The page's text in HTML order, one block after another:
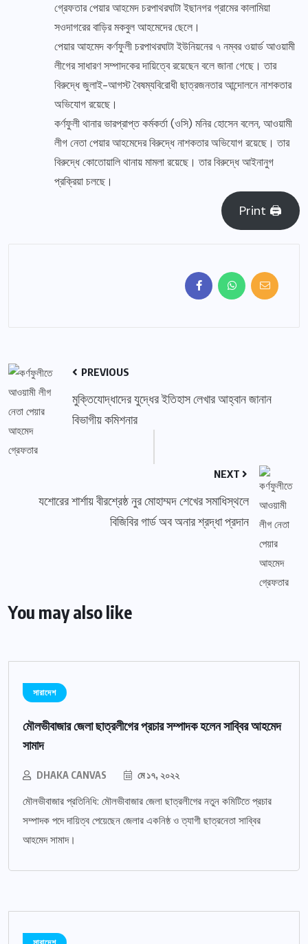
গ্রেফতার পেয়ার আহমেদ চরপাথরঘাটা ইছানগর গ্রামের কালামিয়া
সওদাগরের বাড়ির মকবুল আহমেদের ছেলে।
পেয়ার আহমেদ কর্ণফুলী চরপাথরঘাটা ইউনিয়নের ৭ নম্বর ওয়ার্ড আওয়ামী
লীগের সাধারণ সম্পাদকের দায়িত্বে রয়েছেন বলে জানা গেছে। তার
বিরুদ্ধে জুলাই-আগস্ট বৈষম্যবিরোধী ছাত্রজনতার আন্দোলনে নাশকতার
অভিযোগ রয়েছে।
কর্ণফুলী থানার ভারপ্রাপ্ত কর্মকর্তা (ওসি) মনির হোসেন বলেন, আওয়ামী
লীগ নেতা পেয়ার আহমেদের বিরুদ্ধে নাশকতার অভিযোগ রয়েছে। তার
বিরুদ্ধে কোতোয়ালি থানায় মামলা রয়েছে। তার বিরুদ্ধে আইনানুগ
প্রক্রিয়া চলছে।
Print 🖨
PREVIOUS
মুক্তিযোদ্ধাদের যুদ্ধের ইতিহাস লেখার আহ্বান জানান
বিভাগীয় কমিশনার
NEXT
যশোরের শার্শায় বীরশ্রেষ্ঠ নুর মোহাম্মদ শেখের সমাধিস্থলে
বিজিবির গার্ড অব অনার শ্রদ্ধা প্রদান
You may also like
সারাদেশ
মৌলভীবাজার জেলা ছাত্রলীগের প্রচার সম্পাদক হলেন সাব্বির আহমেদ
সামাদ
DHAKA CANVAS মে ১৭, ২০২২
মৌলভীবাজার প্রতিনিধি: মৌলভীবাজার জেলা ছাত্রলীগের নতুন কমিটিতে প্রচার
সম্পাদক পদে দায়িত্ব পেয়েছেন জেলার একনিষ্ঠ ও ত্যাগী ছাত্রনেতা সাব্বির
আহমেদ সামাদ।